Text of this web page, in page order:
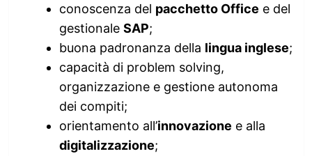
conoscenza del pacchetto Office e del
gestionale SAP;
buona padronanza della lingua inglese;
capacità di problem solving,
organizzazione e gestione autonoma
dei compiti;
orientamento all’innovazione e alla
digitalizzazione;